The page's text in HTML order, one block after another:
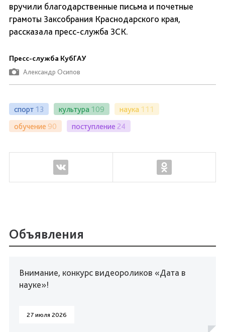
вручили благодарственные письма и почетные
грамоты Заксобрания Краснодарского края,
рассказала пресс-служба ЗСК.
Пресс-служба КубГАУ
Александр Осипов
спорт 13 культура 109 наука 111
обучение 90 поступление 24
Объявления
Внимание, конкурс видеороликов «Дата в
науке»!
27 июля 2026